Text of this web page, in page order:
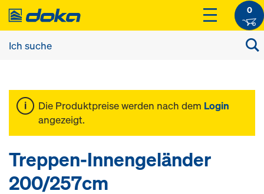
0
Die Produktpreise werden nach dem Login
angezeigt.
Treppen-Innengeländer
200/257cm